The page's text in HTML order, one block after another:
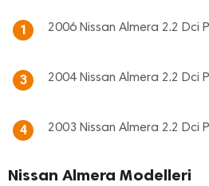
1 2006 Nissan Almera 2.2 Dci
3 2004 Nissan Almera 2.2 Dci
4 2003 Nissan Almera 2.2 Dci
Nissan Almera Modelleri